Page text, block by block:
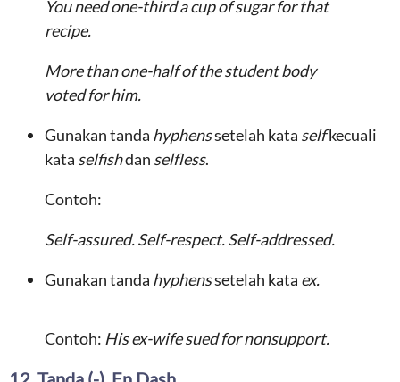
You need one-third a cup of sugar for that
recipe.
More than one-half of the student body
voted for him.
Gunakan tanda hyphenssetelah kata selfkecuali
kata selfishdan selfless.
Contoh:
Self-assured.Self-respect.Self-addressed.
Gunakan tanda hyphenssetelah kata ex.
Contoh: His ex-wife sued for nonsupport.